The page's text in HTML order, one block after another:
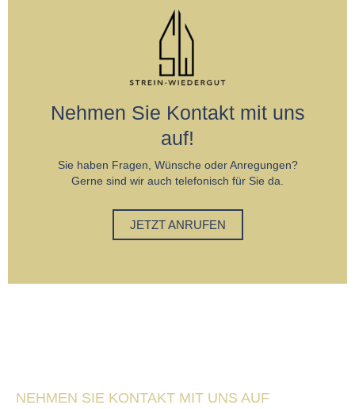
Nehmen Sie Kontakt mit uns
auf!
Sie haben Fragen, Wünsche oder Anregungen?
Gerne sind wir auch telefonisch für Sie da.
JETZT ANRUFEN
NEHMEN SIE KONTAKT MIT UNS AUF